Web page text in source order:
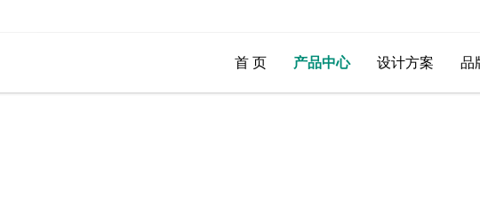
首 页 产品中心 设计方案 品